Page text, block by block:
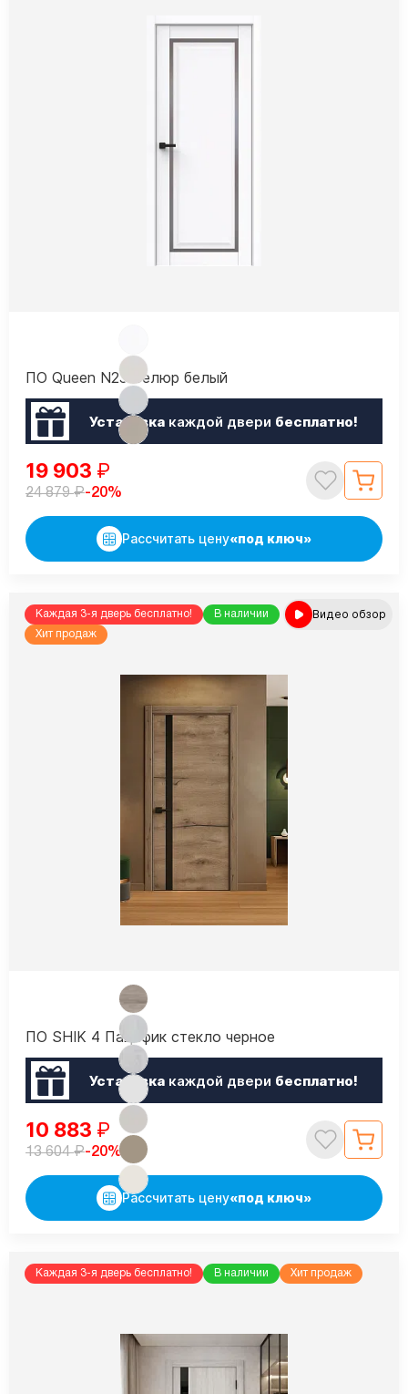
ПО Queen N23 Велюр белый
Установкакаждой двери бесплатно!
19 903 ₽
24 879₽-20%
Рассчитать цену«под ключ»
Каждая 3-я дверь бесплатно!
В наличии
Хит продаж
Видео обзор
ПО SHIK 4 Пацифик стекло черное
Установкакаждой двери бесплатно!
10 883 ₽
13 604₽-20%
Рассчитать цену«под ключ»
Каждая 3-я дверь бесплатно! В наличии Хит продаж